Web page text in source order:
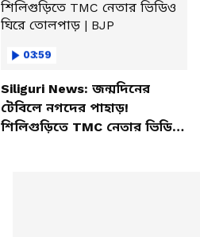
03:59
Siliguri News: জন্মদিনের
টেবিলে নগদের পাহাড়!
শিলিগুড়িতে TMC নেতার ভিডিও